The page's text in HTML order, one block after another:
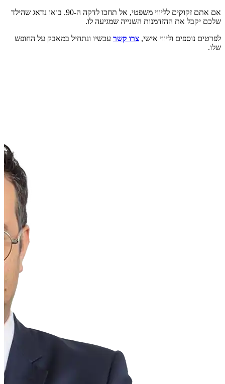
אם אתם זקוקים לליווי משפטי, אל תחכו לדקה ה-90. בואו נדאג שהילד
שלכם יקבל את ההזדמנות השנייה שמגיעה לו.
לפרטים נוספים וליווי אישי, צרו קשר עכשיו ונתחיל במאבק על החופש
שלו.